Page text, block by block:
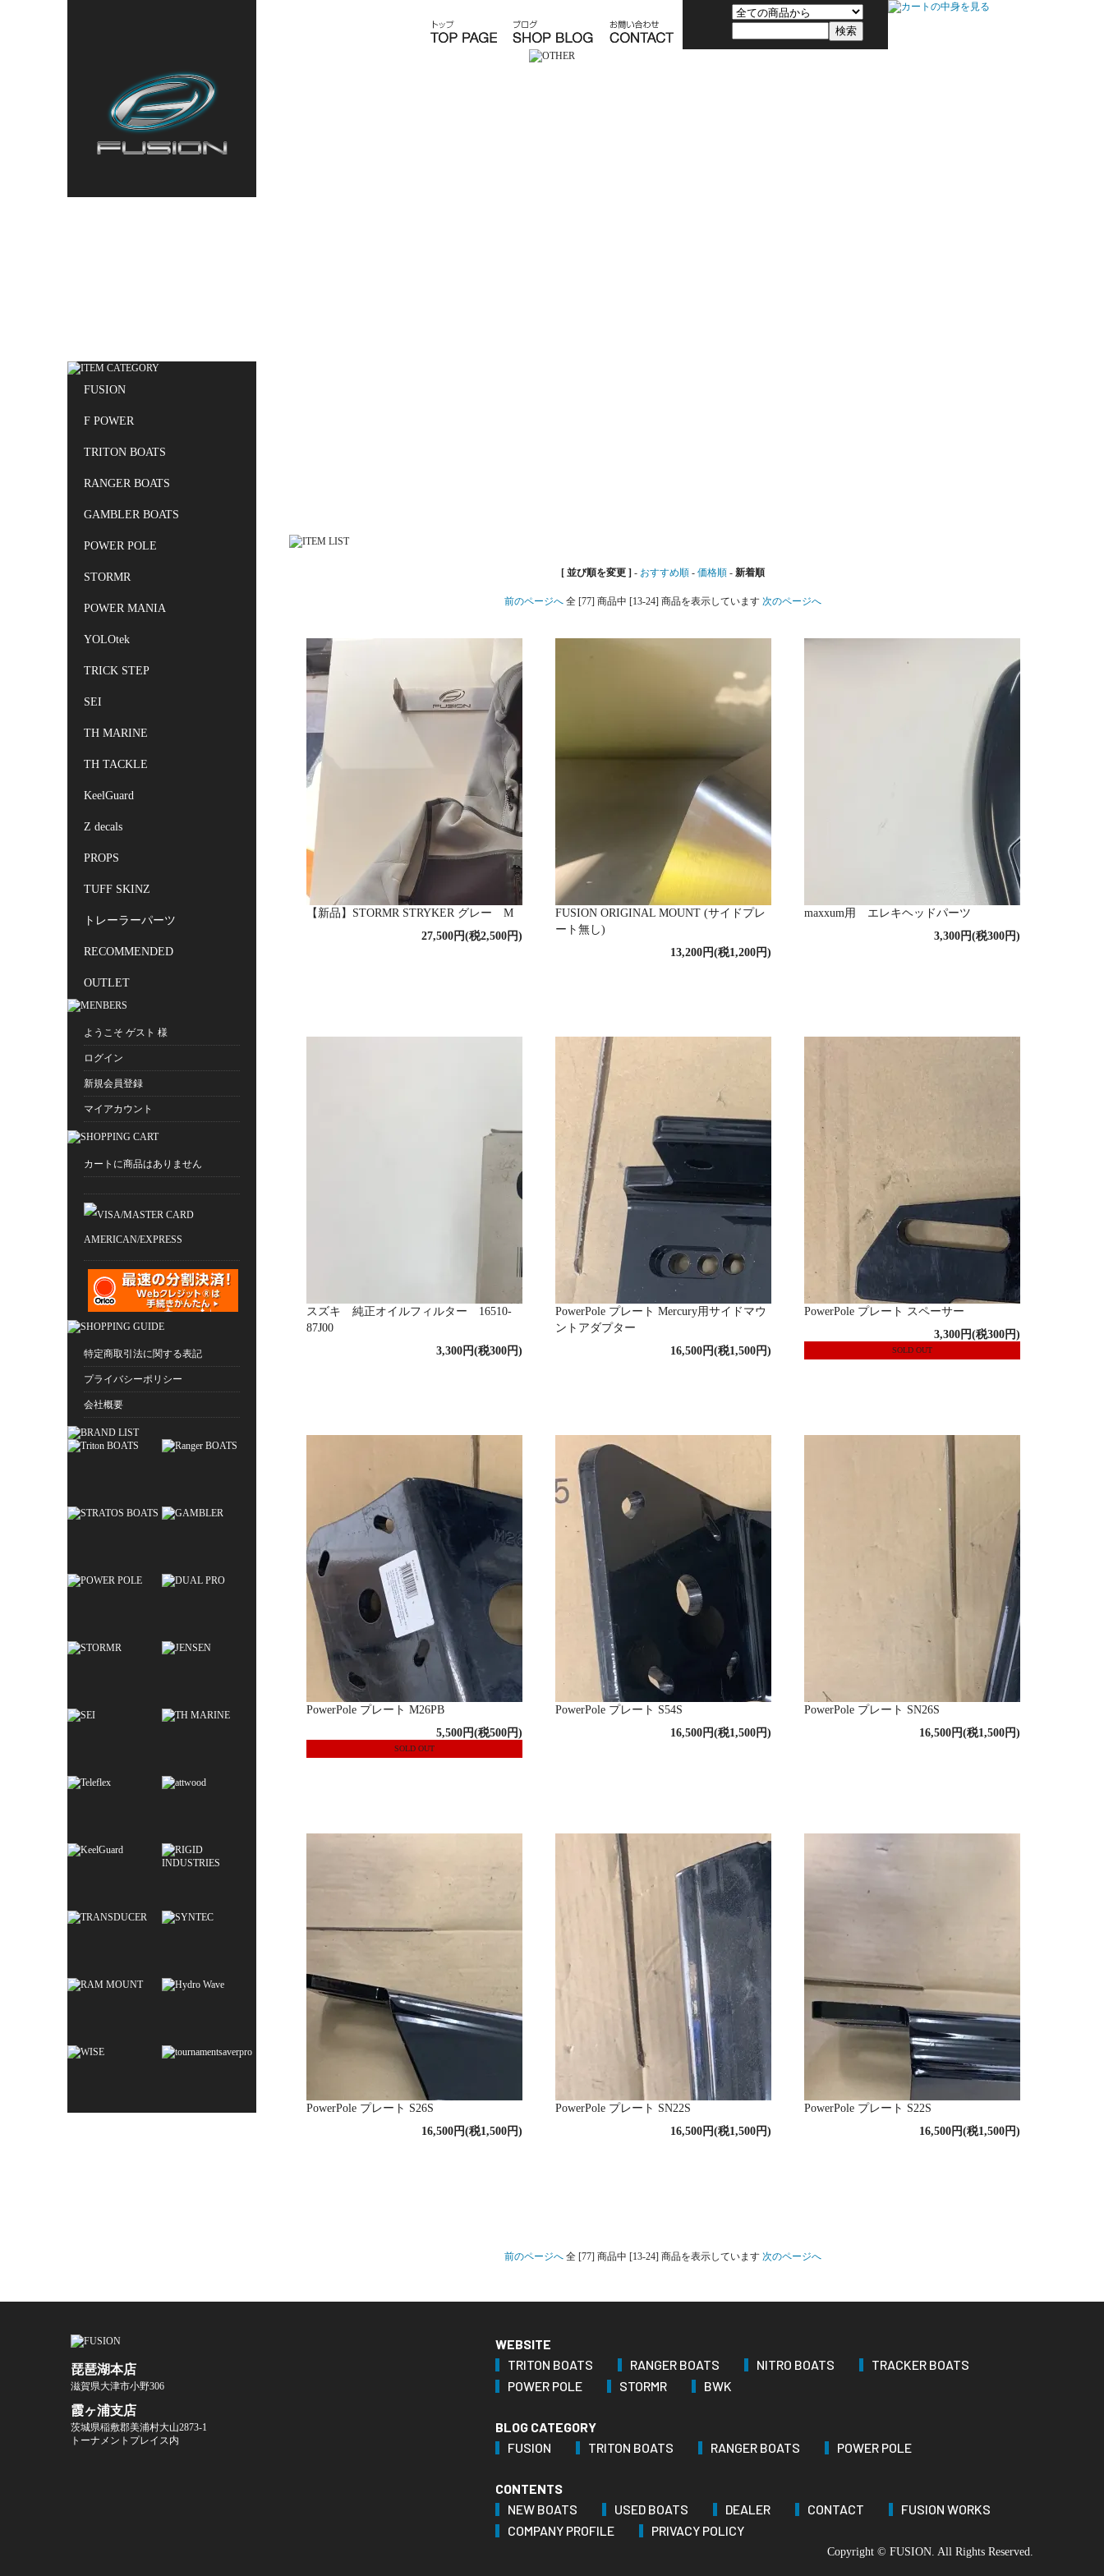
FUSION
F POWER
TRITON BOATS
RANGER BOATS
GAMBLER BOATS
POWER POLE
STORMR
POWER MANIA
YOLOtek
TRICK STEP
SEI
TH MARINE
TH TACKLE
KeelGuard
Z decals
PROPS
TUFF SKINZ
トレーラーパーツ
RECOMMENDED
OUTLET
ようこそ ゲスト 様
ログイン
新規会員登録
マイアカウント
カートに商品はありません
特定商取引法に関する表記
プライバシーポリシー
会社概要
[ 並び順を変更 ] - おすすめ順 - 価格順 - 新着順
前のページへ 全 [77] 商品中 [13-24] 商品を表示しています 次のページへ
【新品】STORMR STRYKER グレー M
27,500円(税2,500円)
FUSION ORIGINAL MOUNT (サイドプレ
ート無し)
13,200円(税1,200円)
maxxum用 エレキヘッドパーツ
3,300円(税300円)
スズキ 純正オイルフィルター 16510-
87J00
3,300円(税300円)
PowerPole プレート Mercury用サイドマウ
ントアダプター
16,500円(税1,500円)
PowerPole プレート スペーサー
3,300円(税300円)
SOLD OUT
PowerPole プレート M26PB
5,500円(税500円)
SOLD OUT
PowerPole プレート S54S
16,500円(税1,500円)
PowerPole プレート SN26S
16,500円(税1,500円)
PowerPole プレート S26S
16,500円(税1,500円)
PowerPole プレート SN22S
16,500円(税1,500円)
PowerPole プレート S22S
16,500円(税1,500円)
前のページへ 全 [77] 商品中 [13-24] 商品を表示しています 次のページへ
琵琶湖本店
滋賀県大津市小野306
霞ヶ浦支店
茨城県稲敷郡美浦村大山2873-1
トーナメントプレイス内
WEBSITE
TRITON BOATS
RANGER BOATS NITRO BOATS
TRACKER BOATS
POWER POLE
STORMR BWK
BLOG CATEGORY
FUSION
TRITON BOATS RANGER BOATS POWER POLE
CONTENTS
NEW BOATS
USED BOATS DEALER CONTACT
FUSION WORKS
COMPANY PROFILE
PRIVACY POLICY
Copyright © FUSION. All Rights Reserved.